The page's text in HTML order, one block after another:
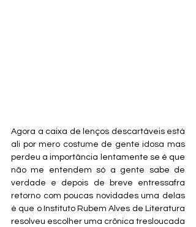
Agora a caixa de lenços descartáveis está
ali por mero costume de gente idosa mas
perdeu a importância lentamente se é que
não me entendem só a gente sabe de
verdade e depois de breve entressafra
retorno com poucas novidades uma delas
é que o Instituto Rubem Alves de Literatura
resolveu escolher uma crônica tresloucada